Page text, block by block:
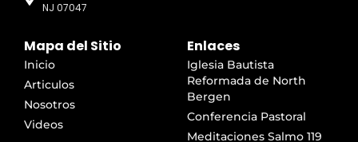
NJ 07047
Mapa del Sitio
Inicio
Articulos
Nosotros
Videos
Enlaces
Iglesia Bautista
Reformada de North
Bergen
Conferencia Pastoral
Meditaciones Salmo 119